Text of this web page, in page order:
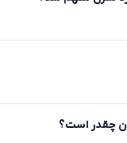
چقدر است؟